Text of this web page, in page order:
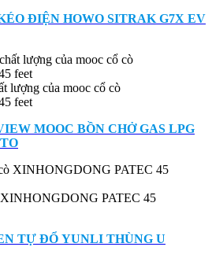
ĐIỆN HOWO SITRAK G7X EV
lượng của mooc cổ cò
feet
MOOC BỒN CHỞ GAS LPG
XINHONGDONG PATEC 45
TỰ ĐỔ YUNLI THÙNG U